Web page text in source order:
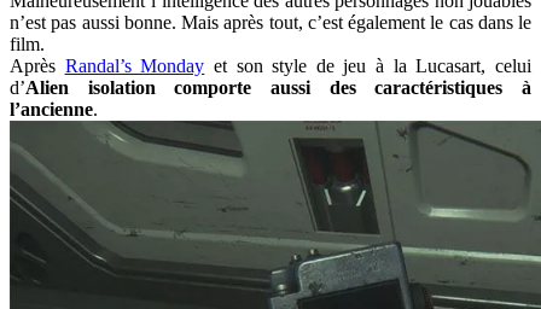
n’est pas aussi bonne. Mais après tout, c’est également le cas dans le
film.
Après Randal’s Monday et son style de jeu à la Lucasart, celui
d’Alien isolation comporte aussi des caractéristiques à
l’ancienne.